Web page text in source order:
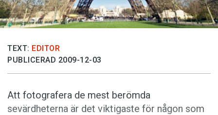
Anmäl till språkpolisen
Föreslå nyord
Prenumerera
Läs Språktidningen digitalt
Press
TEXT: EDITOR
PUBLICERAD 2009-12-03
Att fotografera de mest berömda
sevärdheterna är det viktigaste för någon som